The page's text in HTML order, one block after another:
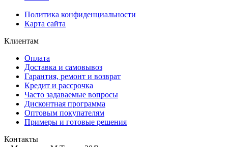
Политика конфиденциальности
Карта сайта
Клиентам
Оплата
Доставка и самовывоз
Гарантия, ремонт и возврат
Кредит и рассрочка
Часто задаваемые вопросы
Дисконтная программа
Оптовым покупателям
Примеры и готовые решения
Контакты